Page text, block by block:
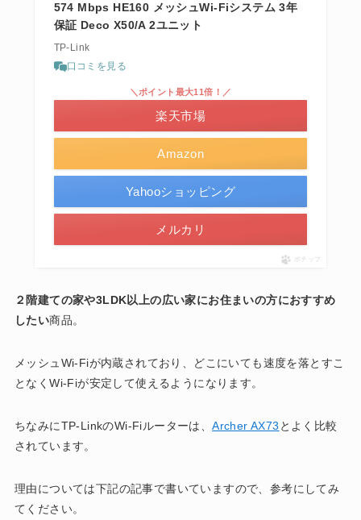
574 Mbps HE160 メッシュWi-Fiシステム 3年
保証 Deco X50/A 2ユニット
TP-Link
口コミを見る
Amazon
＼ポイント最大11倍！／
楽天市場
Yahooショッピング
メルカリ
ポチップ
２階建ての家や3LDK以上の広い家にお住まいの方におすすめ
したい商品。
メッシュWi-Fiが内蔵されており、どこにいても速度を落とすこ
となくWi-Fiが安定して使えるようになります。
ちなみにTP-LinkのWi-Fiルーターは、Archer AX73 とよく比較
されています。
理由については下記の記事で書いていますので、参考にしてみ
てください。